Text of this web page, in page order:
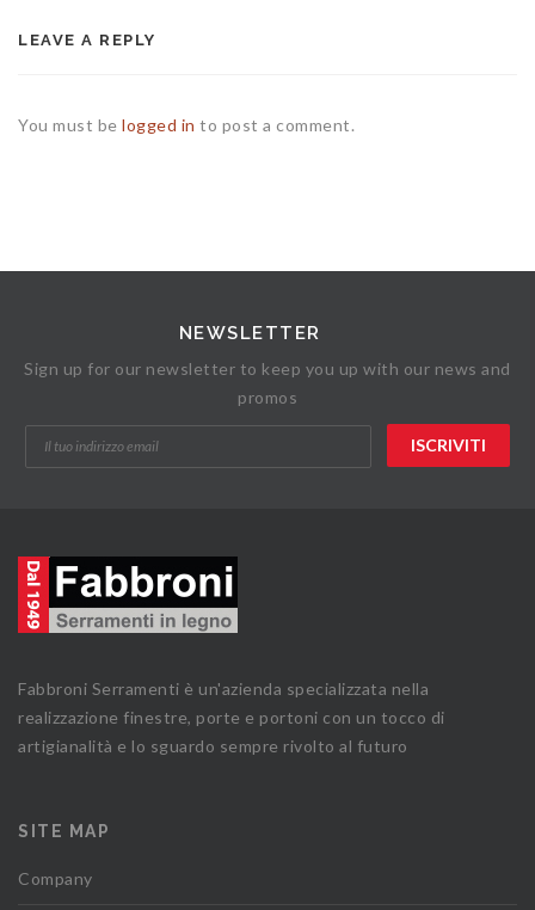
LEAVE A REPLY
You must be logged in to post a comment.
NEWSLETTER
Sign up for our newsletter to keep you up with our news and
promos
Fabbroni Serramenti è un'azienda specializzata nella
realizzazione finestre, porte e portoni con un tocco di
artigianalità e lo sguardo sempre rivolto al futuro
SITE MAP
Company